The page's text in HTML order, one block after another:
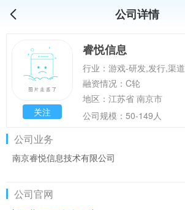
公司详情
关注
睿悦信息
行业：游戏-研发,发行,渠道
融资情况：C轮
地区：江苏省 南京市
公司规模：50-149人
公司业务
南京睿悦信息技术有限公司
公司官网